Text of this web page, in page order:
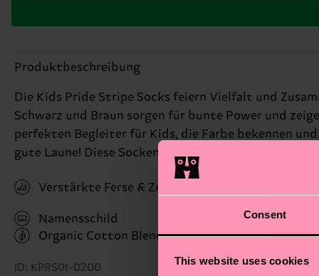
Consent
This website uses cookies
Produktbeschreibung
Die Kids Pride Stripe Socks feiern Vielfalt und
Schwarz und Braun sorgen für bunte Power und
perfekten Begleiter für Kids, die Farbe bekennen
gute Laune! Diese Socken sind ein farbenfroher
Verstärkte Ferse & Zehen
Namensschild
Organic Cotton Blend(Read more here)
ID: KPRS01-0200